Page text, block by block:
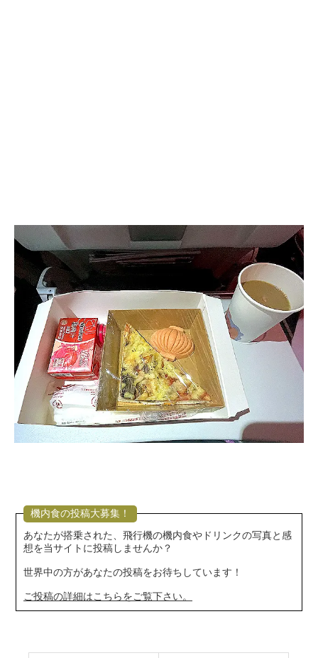
機内食の投稿大募集！
あなたが搭乗された、飛行機の機内食やドリンクの写真と感
想を当サイトに投稿しませんか？
世界中の方があなたの投稿をお待ちしています！
ご投稿の詳細はこちらをご覧下さい。